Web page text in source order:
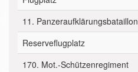
11. Panzeraufklärungsbataillon
Reserveflugplatz
170. Mot.-Schützenregiment